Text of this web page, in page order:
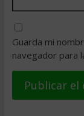
Guarda mi
navegador para